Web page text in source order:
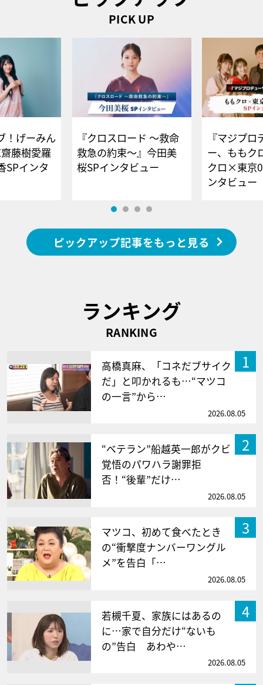
PICK UP
！げーみん
藤樹愛羅
SPインタ
『クロスロード ～救命
救急の約束～』今田美
桜SPインタビュー
『マジプロ
ー、ももク
クロ×東京
ンタビュー
ピックアップ記事をもっと見る
ランキング
RANKING
1
高橋真麻、「コネだブサイク
だ」と叩かれるも…“マツコ
の一言”から…
2026.08.05
2
“ベテラン”船越英一郎がクビ
覚悟のパワハラ謝罪拒
否！“後輩”だけ…
2026.08.05
3
マツコ、初めて食べたとき
の“衝撃度ナンバーワングル
メ”を告白「…
2026.08.05
4
若槻千夏、家族にはあるの
に…家で自分だけ“ないも
の”告白 あわや…
2026.08.05